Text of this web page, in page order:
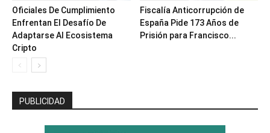
Oficiales De Cumplimiento
Enfrentan El Desafío De
Adaptarse Al Ecosistema
Cripto
Fiscalía Anticorrupción de
España Pide 173 Años de
Prisión para Francisco...
PUBLICIDAD